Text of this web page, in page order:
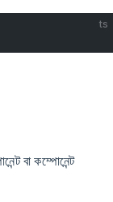
ts
বা কম্পোনেন্ট